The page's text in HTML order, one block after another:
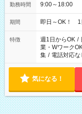
勤務時間 9:00～18:00
期間 即日～OK！ 1
特徴 週1日からOK /
業・Wワーク
集 / 電話対応な
気になる！